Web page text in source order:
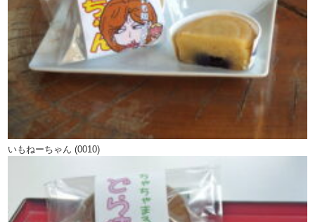
いもねーちゃん (0010)